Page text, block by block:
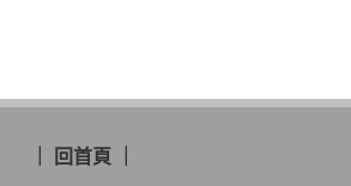
｜ 回首頁 ｜